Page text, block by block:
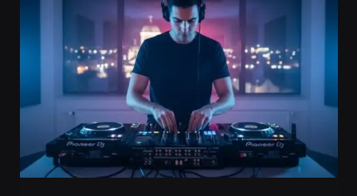
Timișoara:
Level
Up
Your
Mix"